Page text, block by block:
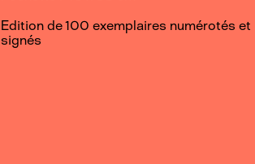
Edition de 100 exemplaires numérotés et
signés